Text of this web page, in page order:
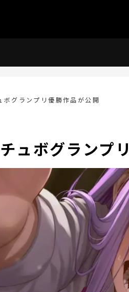
グランプリ優勝作品が公開
ュボグランプ